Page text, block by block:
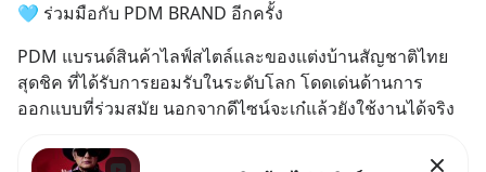
🩵 ร่วมมือกับ PDM BRAND อีกครั้ง​
PDM แบรนด์สินค้าไลฟ์สไตล์และของแต่งบ้านสัญชาติไทย
สุดชิค ที่ได้รับการยอมรับในระดับโลก โดดเด่นด้านการ
ออกแบบที่ร่วมสมัย นอกจากดีไซน์จะเก๋แล้วยังใช้งานได้จริง​